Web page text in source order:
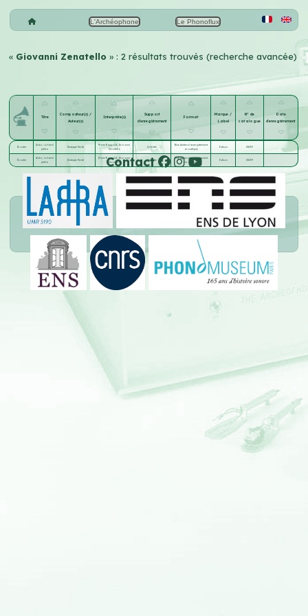
L'Archéophone Le Phonoflux
« Giovanni Zenatello» : 2 résultats trouvés (recherche avancée)
Titre
Compositeur(s) /
Auteur(s)
Interprète(s)
Support
d'enregistrement
Format
Marque /
Label
N° de
catalogue
Date
d'enregistrement
Écouter
Aïda ; la fatal
pietra
Giuseppe Verdi
Marie Rappold; Giovanni
Zenatello
Cylindre
Blue Amberol (enregistrement
acoustique)
Edison 28259
Écouter
Aïda ; la fatal
pietra
Giuseppe Verdi
Marie Rappold; Giovanni
Zenatello
Cylindre
Blue Amberol (enregistrement
acoustique)
Edison 28259
Contact